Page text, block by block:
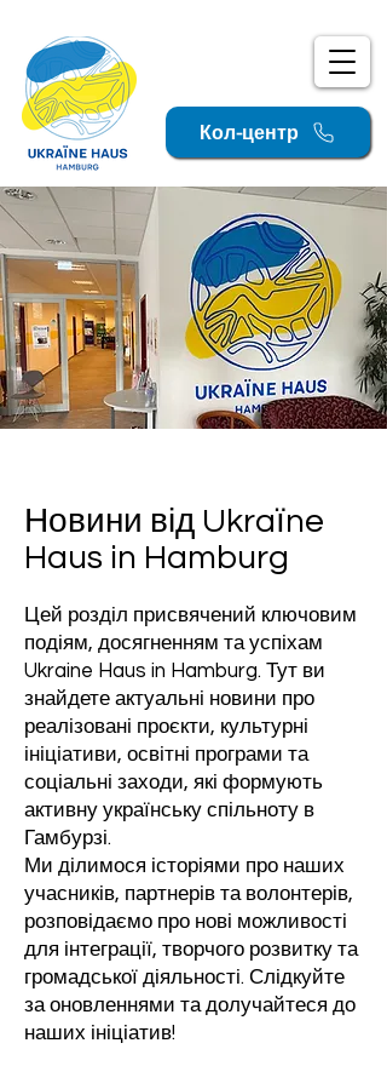
Кол-центр
Новини від Ukraїne
Haus in Hamburg
Цей розділ присвячений ключовим
подіям, досягненням та успіхам
Ukraine Haus in Hamburg. Тут ви
знайдете актуальні новини про
реалізовані проєкти, культурні
ініціативи, освітні програми та
соціальні заходи, які формують
активну українську спільноту в
Гамбурзі.
Ми ділимося історіями про наших
учасників, партнерів та волонтерів,
розповідаємо про нові можливості
для інтеграції, творчого розвитку та
громадської діяльності. Слідкуйте
за оновленнями та долучайтеся до
наших ініціатив!